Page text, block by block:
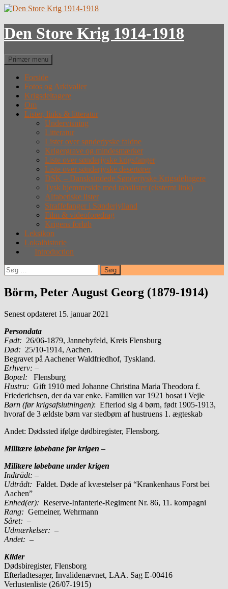
Hop
indhold
Den Store Krig 1914-1918
Søg
Primær menu
Forside
Fotos og Arkivalier
Krigsdeltagere
Om
Lister, links & litteratur
Undervisning
Litteratur
Lister over sønderjyske faldne
Krigergrave og mindesmærker
Liste over sønderjyske krigsfanger
Liste over sønderjyske desertører
DSK – Dansksindede Sønderjyske Krigsdeltagere
Tysk hjemmeside med tabslister (eksternt link)
Alfabetiske lister
Straffefanger i Sønderjylland
Film & videoforedrag
Krigens forløb
Leksikon
Lokalhistorie
Introduction
Søg
efter:
Börm, Peter August Georg (1879-1914)
Senest opdateret 15. januar 2021
Persondata
Født: 26/06-1879, Jannebyfeld, Kreis Flensburg
Død: 25/10-1914, Aachen.
Begravet på Aachener Waldfriedhof, Tyskland.
Erhverv: –
Bopæl: Flensburg
Hustru: Gift 1910 med Johanne Christina Maria Theodora f.
Friederichsen, der da var enke. Familien var 1921 bosat i Vejle
Børn (før krigsafslutningen): Efterlod sig 4 børn, født 1905-1913,
hvoraf de 3 ældste børn var stedbørn af hustruens 1. ægteskab
Andet: Dødssted ifølge dødbiregister, Flensborg.
Militære løbebane før krigen –
Militære løbebane under krigen
Indtrådt: –
Udtrådt: Faldet. Døde af kvæstelser på “Krankenhaus Forst bei
Aachen”
Enhed(er): Reserve-Infanterie-Regiment Nr. 86, 11. kompagni
Rang: Gemeiner, Wehrmann
Såret: –
Udmærkelser: –
Andet: –
Kilder
Dødsbiregister, Flensborg
Efterladtesager, Invalidenævnet, LAA. Sag E-00416
Verlustenliste (26/07-1915)